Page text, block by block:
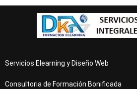
Servicios Elearning y Diseño Web
Consultoria de Formación Bonificada